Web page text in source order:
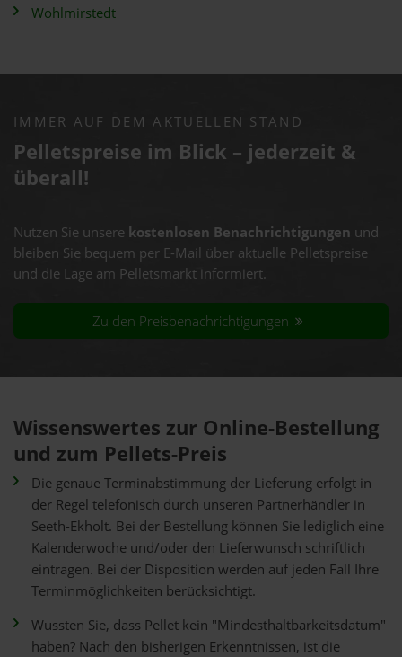
Wohlmirstedt
IMMER AUF DEM AKTUELLEN STAND
Pelletspreise im Blick – jederzeit &
überall!
Nutzen Sie unsere kostenlosen Benachrichtigungen und
bleiben Sie bequem per E-Mail über aktuelle Pelletspreise
und die Lage am Pelletsmarkt informiert.
Zu den Preisbenachrichtigungen
Wissenswertes zur Online-Bestellung
und zum Pellets-Preis
Die genaue Terminabstimmung der Lieferung erfolgt in
der Regel telefonisch durch unseren Partnerhändler in
Seeth-Ekholt. Bei der Bestellung können Sie lediglich eine
Kalenderwoche und/oder den Lieferwunsch schriftlich
eintragen. Bei der Disposition werden auf jeden Fall Ihre
Terminmöglichkeiten berücksichtigt.
Wussten Sie, dass Pellet kein "Mindesthaltbarkeitsdatum"
haben? Nach den bisherigen Erkenntnissen, ist die